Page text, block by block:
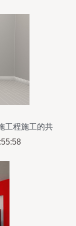
工程施工的共